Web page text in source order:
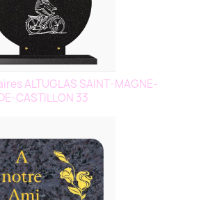
ALTUGLAS SAINT-MAGNE-
CASTILLON 33